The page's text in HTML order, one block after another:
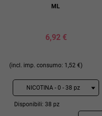
ML
6,92 €
(incl. imp. consumo: 1,52 €)
Disponibili: 38 pz